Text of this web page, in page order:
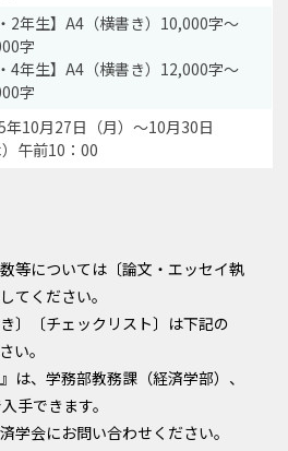
・2年生】A4（横書き）10,000字〜
字
・4年生】A4（横書き）12,000字〜
字
年10月27日（月）～10月30日
）午前10：00
等については〔論文・エッセイ執
てください。
〕〔チェックリスト〕は下記の
い。
は、学務部教務課（経済学部）、
手できます。
学会にお問い合わせください。